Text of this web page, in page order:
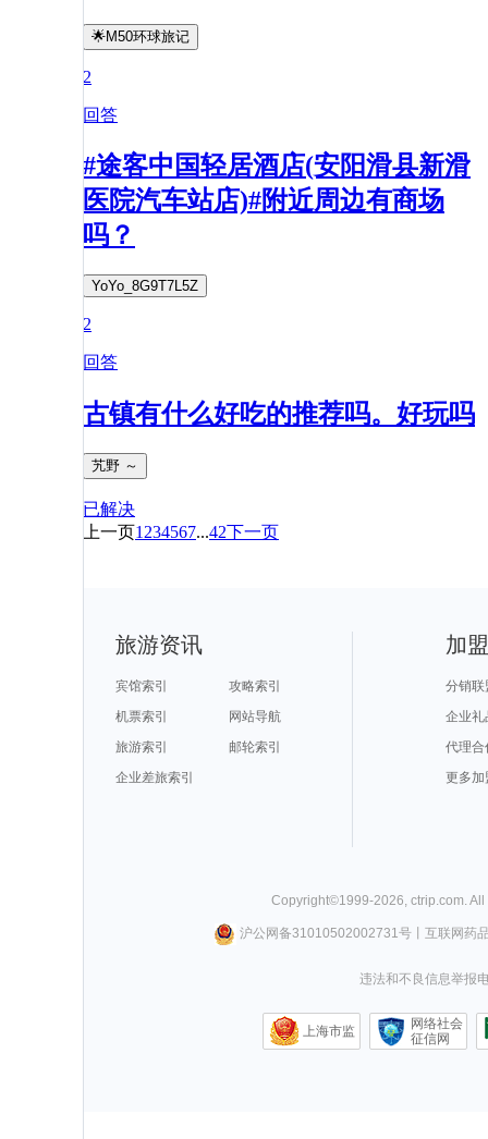
🌟M50环球旅记
2
回答
#途客中国轻居酒店(安阳滑县新滑
医院汽车站店)#附近周边有商场
吗？
YoYo_8G9T7L5Z
2
回答
古镇有什么好吃的推荐吗。好玩吗
艽野 ～
已解决
上一页1 234567...42下一页
旅游资讯
宾馆索引
攻略索引
机票索引
网站导航
旅游索引
邮轮索引
企业差旅索引
加
分销联
企业礼
代理合
更多加
Copyright©1999-2026, ctrip.com.
沪公网备31010502002731号丨 互联网药
违法和不良信息举报
上海市监
网络社会
征信网